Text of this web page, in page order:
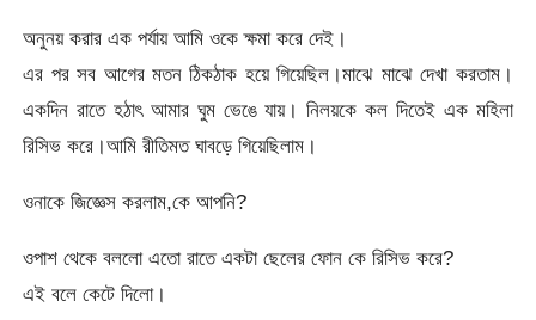
অনুনয় করার এক পর্যায় আমি ওকে ক্ষমা করে দেই।
এর পর সব আগের মতন ঠিকঠাক হয়ে গিয়েছিল।মাঝে মাঝে দেখা করতাম।
একদিন রাতে হঠাৎ আমার ঘুম ভেঙে যায়। নিলয়কে কল দিতেই এক মহিলা
রিসিভ করে।আমি রীতিমত ঘাবড়ে গিয়েছিলাম।
ওনাকে জিজ্ঞেস করলাম,কে আপনি?
ওপাশ থেকে বললো এতো রাতে একটা ছেলের ফোন কে রিসিভ করে?
এই বলে কেটে দিলো।